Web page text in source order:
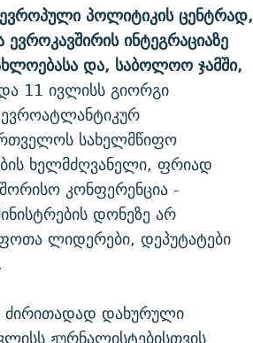
პოლიტიკის ცენტრად,
ინტეგრაციაზე
და, საბოლოო ჯამში,
11 ივლისს გიორგი
სახელმწიფო
ხელმძღვანელი, ფრიად
კონფერენცია -
დონეზე არ
ლიდერები, დეპუტატები
ძირითადად დახურული